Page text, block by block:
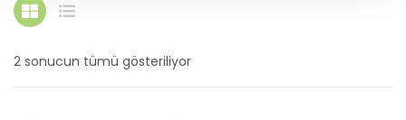
2 sonucun tümü gösteriliyor